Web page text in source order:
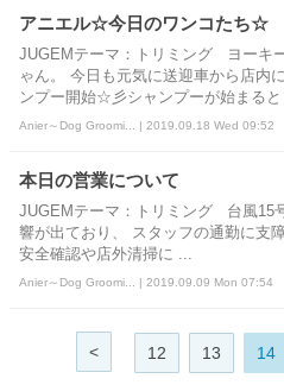
アニエル☆今日のワンコたち☆
JUGEMテーマ：トリミング ヨーキ
ゃん。 今日も元気に送迎車から店内
ンプー開始☆彡シャンプーが始まると
Anier～Dog Groomi... | 2019.09.18 Wed 09:52
本日の営業について
JUGEMテーマ：トリミング 台風15
響が出ており、 スタッフの通勤に支
安全確認や店外清掃に ...
Anier～Dog Groomi... | 2019.09.09 Mon 07:54
< 12 13 14